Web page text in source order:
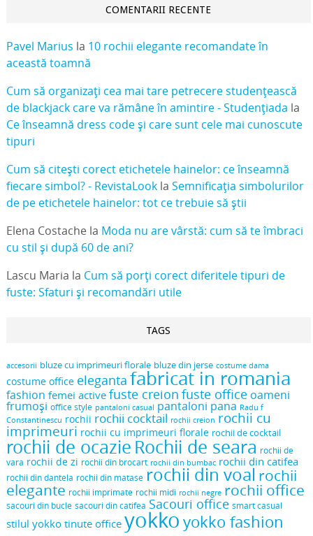
COMENTARII RECENTE
Pavel Marius la 10 rochii elegante recomandate în
această toamnă
Cum să organizați cea mai tare petrecere studențească
de blackjack care va rămâne în amintire - Studențiada la
Ce înseamnă dress code și care sunt cele mai cunoscute
tipuri
Cum să citești corect etichetele hainelor: ce înseamnă
fiecare simbol? - RevistaLookla Semnificația simbolurilor
de pe etichetele hainelor: tot ce trebuie să știi
Elena Costachela Moda nu are vârstă: cum să te îmbraci
cu stil și după 60 de ani?
Lascu Maria la Cum să porți corect diferitele tipuri de
fuste: Sfaturi și recomandări utile
TAGS
accesorii bluze cu imprimeuri florale bluze din jerse costume dama
costume office eleganta fabricat in romania
fashion femei active fuste creion fuste office oameni
frumoși office style pantaloni casual pantaloni pana Radu f
Constantinescu rochii rochii cocktail rochii creion rochii cu
imprimeuri rochii cu imprimeuri florale rochii de cocktail
rochii de ocazie Rochii de seara rochii de
vara rochii de zi rochii din brocart rochii din bumbac rochii din catifea
rochii din dantela rochii din matase rochii din voal rochii
elegante rochii imprimate rochii midi rochii negre rochii office
sacouri din bucle sacouri din catifea Sacouri office smart casual
stilul yokko tinute office yokko yokko fashion